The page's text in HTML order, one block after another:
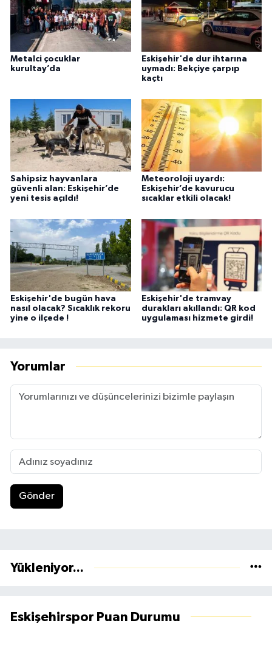
Metalci çocuklar
kurultay’da
Eskişehir'de dur ihtarına
uymadı: Bekçiye çarpıp
kaçtı
Sahipsiz hayvanlara
güvenli alan: Eskişehir’de
yeni tesis açıldı!
Meteoroloji uyardı:
Eskişehir’de kavurucu
sıcaklar etkili olacak!
Eskişehir'de bugün hava
nasıl olacak? Sıcaklık rekoru
yine o ilçede !
Eskişehir'de tramvay
durakları akıllandı: QR kod
uygulaması hizmete girdi!
Yorumlar
Gönder
Yükleniyor...
Eskişehirspor Puan Durumu